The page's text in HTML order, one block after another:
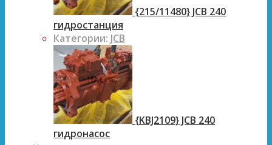
{215/11480} JCB 240
гидростанция
Категории: JCB
{KBJ2109} JCB 240
гидронасос